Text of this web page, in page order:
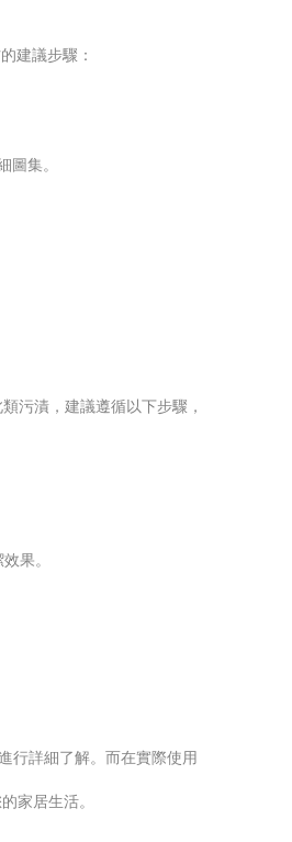
建議步驟：
圖集。
污漬，建議遵循以下步驟，
果。
行詳細了解。而在實際使用
家居生活。